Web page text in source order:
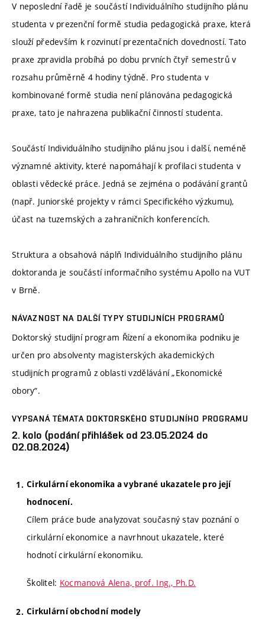
V neposlední řadě je součástí Individuálního studijního plánu
studenta v prezenční formě studia pedagogická praxe, která
slouží především k rozvinutí prezentačních dovedností. Tato
praxe zpravidla probíhá po dobu prvních čtyř semestrů v
rozsahu průměrně 4 hodiny týdně. Pro studenta v
kombinované formě studia není plánována pedagogická
praxe, tato je nahrazena publikační činností studenta.
Součástí Individuálního studijního plánu jsou i další, neméně
významné aktivity, které napomáhají k profilaci studenta v
oblasti vědecké práce. Jedná se zejména o podávání grantů
(např. Juniorské projekty v rámci Specifického výzkumu),
účast na tuzemských a zahraničních konferencích.
Struktura a obsahová náplň Individuálního studijního plánu
doktoranda je součástí informačního systému Apollo na VUT
v Brně.
NÁVAZNOST NA DALŠÍ TYPY STUDIJNÍCH PROGRAMŮ
Doktorský studijní program Řízení a ekonomika podniku je
určen pro absolventy magisterských akademických
studijních programů z oblasti vzdělávání „Ekonomické
obory“.
VYPSANÁ TÉMATA DOKTORSKÉHO STUDIJNÍHO PROGRAMU
2. kolo (podání přihlášek od 23.05.2024 do
02.08.2024)
Cirkulární ekonomika a vybrané ukazatele pro její
hodnocení.
Cílem práce bude analyzovat současný stav poznání o
cirkulární ekonomice a navrhnout ukazatele, které
hodnotí cirkulární ekonomiku.
Školitel: Kocmanová Alena, prof. Ing., Ph.D.
Cirkulární obchodní modely